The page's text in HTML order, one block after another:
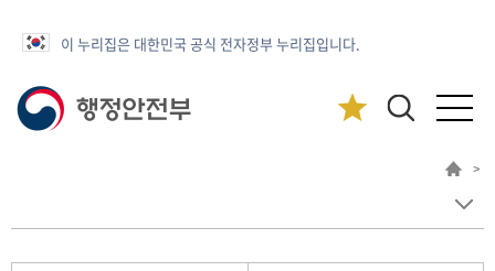
이 누리집은 대한민국 공식 전자정부 누리집입니다.
>